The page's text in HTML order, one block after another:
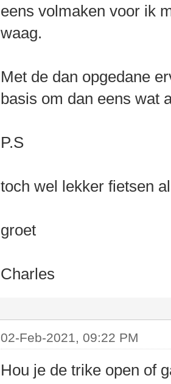
eens volmaken voor ik
waag.
Met de dan opgedane
basis om dan eens wat
P.S
toch wel lekker fietsen
groet
Charles
02-Feb-2021, 09:22 PM
Hou je de trike open of